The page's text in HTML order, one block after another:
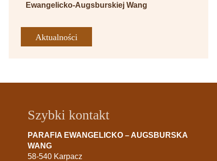
Ewangelicko-Augsburskiej Wang
Aktualności
Szybki kontakt
PARAFIA EWANGELICKO – AUGSBURSKA
WANG
58-540 Karpacz